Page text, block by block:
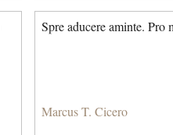
Spre aducere aminte. Pro
Marcus T. Cicero